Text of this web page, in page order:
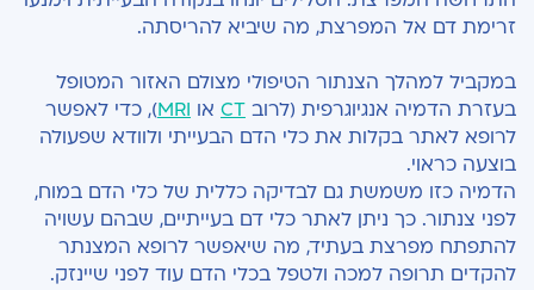
זרימת דם אל המפרצת, מה שיביא להריסתה.
במקביל למהלך הצנתור הטיפולי מצולם האזור המטופל
בעזרת הדמיה אנגיוגרפית (לרוב CT או MRI), כדי לאפשר
לרופא לאתר בקלות את כלי הדם הבעייתי ולוודא שפעולה
בוצעה כראוי.
הדמיה כזו משמשת גם לבדיקה כללית של כלי הדם במוח,
לפני צנתור. כך ניתן לאתר כלי דם בעייתיים, שבהם עשויה
להתפתח מפרצת בעתיד, מה שיאפשר לרופא המצנתר
להקדים תרופה למכה ולטפל בכלי הדם עוד לפני שיינזק.